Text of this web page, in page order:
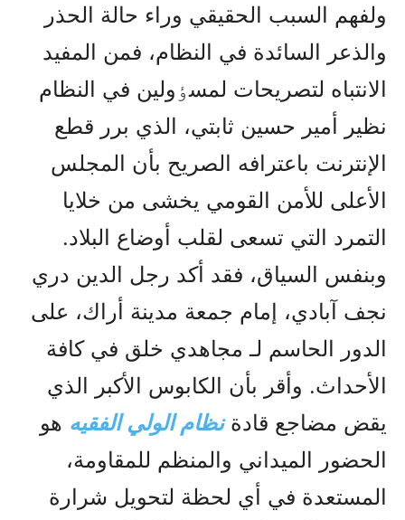
ولفهم السبب الحقيقي وراء حالة الحذر
والذعر السائدة في النظام، فمن المفيد
الانتباه لتصريحات لمسٶولين في النظام
نظير أمير حسين ثابتي، الذي برر قطع
الإنترنت باعترافه الصريح بأن المجلس
الأعلى للأمن القومي يخشى من خلايا
التمرد التي تسعى لقلب أوضاع البلاد.
وبنفس السياق، فقد أکد رجل الدين دري
نجف آبادي، إمام جمعة مدينة أراك، على
الدور الحاسم لـ مجاهدي خلق في كافة
الأحداث. وأقر بأن الكابوس الأكبر الذي
يقض مضاجع قادةنظام الولي الفقيه هو
الحضور الميداني والمنظم للمقاومة،
المستعدة في أي لحظة لتحويل شرارة